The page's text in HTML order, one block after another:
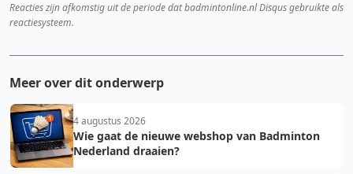
Reacties zijn afkomstig uit de periode dat badmintonline.nl Disqus gebruikte als
reactiesysteem.
Meer over dit onderwerp
4 augustus 2026
Wie gaat de nieuwe webshop van Badminton
Nederland draaien?